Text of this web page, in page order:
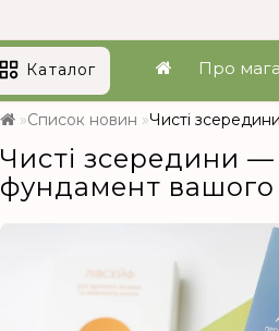
Каталог Про
Список новин Чисті
Чисті зсередини
фундамент вашого